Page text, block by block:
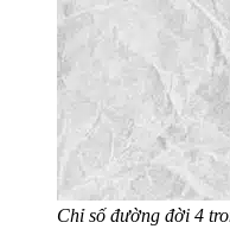
Chỉ số đường đời 4